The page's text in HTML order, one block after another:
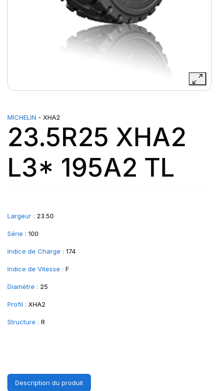
MICHELIN - XHA2
23.5R25 XHA2
L3* 195A2 TL
Largeur : 23.50
Série : 100
Indice de Charge : 174
Indice de Vitesse : F
Diamètre : 25
Profil : XHA2
Structure : R
Description du produit